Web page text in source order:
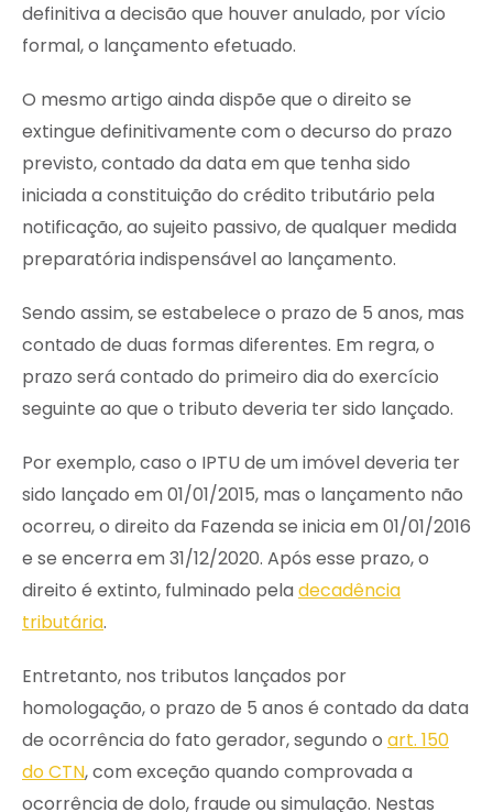
definitiva a decisão que houver anulado, por vício
formal, o lançamento efetuado.
O mesmo artigo ainda dispõe que o direito se
extingue definitivamente com o decurso do prazo
previsto, contado da data em que tenha sido
iniciada a constituição do crédito tributário pela
notificação, ao sujeito passivo, de qualquer medida
preparatória indispensável ao lançamento.
Sendo assim, se estabelece o prazo de 5 anos, mas
contado de duas formas diferentes. Em regra, o
prazo será contado do primeiro dia do exercício
seguinte ao que o tributo deveria ter sido lançado.
Por exemplo, caso o IPTU de um imóvel deveria ter
sido lançado em 01/01/2015, mas o lançamento não
ocorreu, o direito da Fazenda se inicia em 01/01/2016
e se encerra em 31/12/2020. Após esse prazo, o
direito é extinto, fulminado pela decadência
tributária.
Entretanto, nos tributos lançados por
homologação, o prazo de 5 anos é contado da data
de ocorrência do fato gerador, segundo o art. 150
do CTN, com exceção quando comprovada a
ocorrência de dolo, fraude ou simulação. Nestas